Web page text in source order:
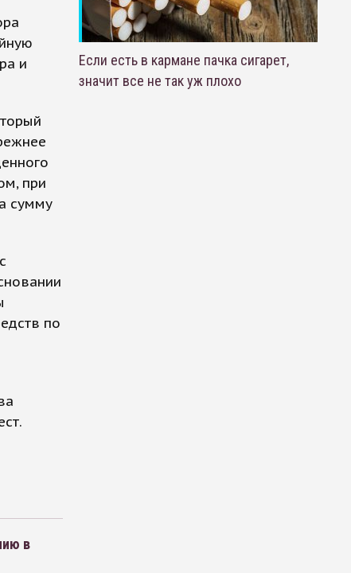
и
при
сумму
по
в
Если есть в кармане пачка сигарет,
значит все не так уж плохо